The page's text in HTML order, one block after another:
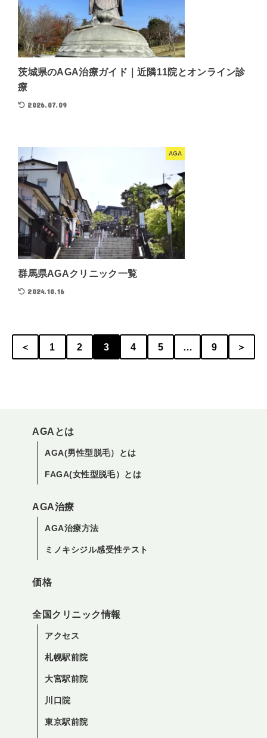
茨城県のAGA治療ガイド｜近隣11院とオンライン診
療
2026.07.09
AGA
群馬県AGAクリニック一覧
2024.10.16
＜ 1 2 3 4 5 … 9 ＞
AGAとは
AGA(男性型脱毛）とは
FAGA(女性型脱毛）とは
AGA治療
AGA治療方法
ミノキシジル感受性テスト
価格
全国クリニック情報
アクセス
札幌駅前院
大宮駅前院
川口院
東京駅前院